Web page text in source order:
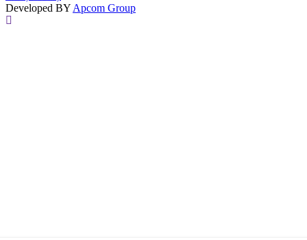
Developed BY Apcom Group